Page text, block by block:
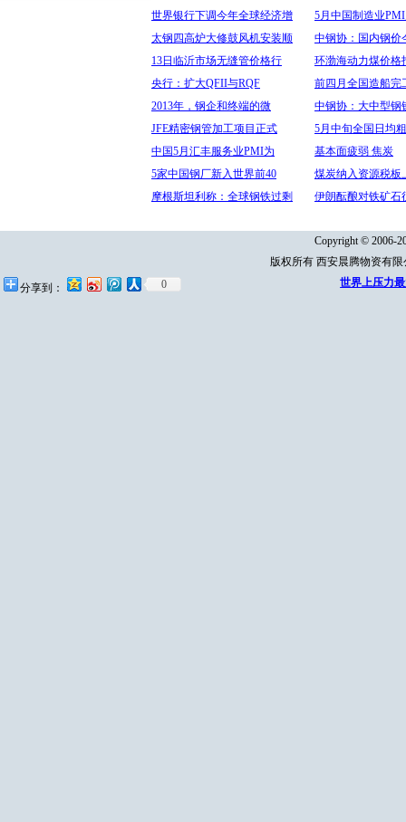
世界银行下调今年全球经济增
太钢四高炉大修鼓风机安装顺
13日临沂市场无缝管价格行
央行：扩大QFII与RQF
2013年，钢企和终端的微
JFE精密钢管加工项目正式
中国5月汇丰服务业PMI为
5家中国钢厂新入世界前40
摩根斯坦利称：全球钢铁过剩
5月中国制造业
中钢协：国内钢价
环渤海动力煤价格
前四月全国造船完
中钢协：大中型钢
5月中旬全国日均
基本面疲弱 焦炭
煤炭纳入资源税板
伊朗酝酿对铁矿石
Copyright © 2006-
版权所有 西安晨腾物资有
世界上压力
分享到： 0